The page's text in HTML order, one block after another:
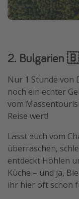
2. Bulgarien
Nur 1 Stunde von
noch ein echter
vom
Reise wert!
Lasst euch vom
überraschen,
entdeckt Höhlen
Küche – und ja,
ihr hier oft schon